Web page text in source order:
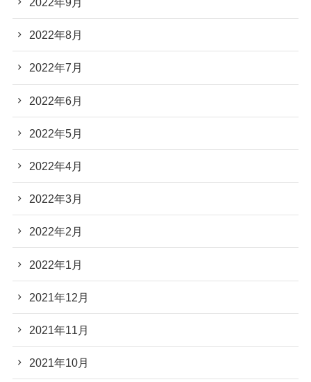
2022年8月
2022年7月
2022年6月
2022年5月
2022年4月
2022年3月
2022年2月
2022年1月
2021年12月
2021年11月
2021年10月